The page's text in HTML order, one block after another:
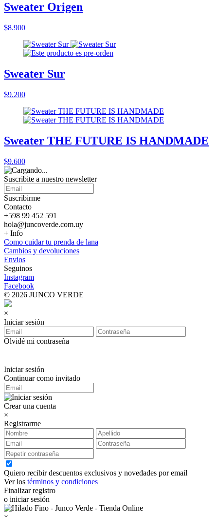
Sweater Origen
$8.900
Sweater Sur
$9.200
Sweater THE FUTURE IS HANDMADE
$9.600
Suscribite a nuestro newsletter
Suscribirme
Contacto
+598 99 452 591
hola@juncoverde.com.uy
+ Info
Como cuidar tu prenda de lana
Cambios y devoluciones
Envios
Seguinos
Instagram
Facebook
© 2026 JUNCO VERDE
×
Iniciar sesión
Olvidé mi contraseña
Iniciar sesión
Continuar como invitado
Crear una cuenta
×
Registrarme
Quiero recibir descuentos exclusivos y novedades por email
Ver los términos y condiciones
Finalizar registro
o iniciar sesión